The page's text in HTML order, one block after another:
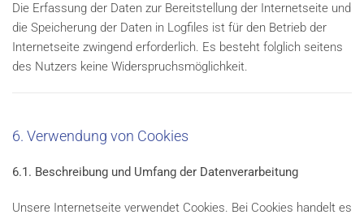
Die Erfassung der Daten zur Bereitstellung der Internetseite und
die Speicherung der Daten in Logfiles ist für den Betrieb der
Internetseite zwingend erforderlich. Es besteht folglich seitens
des Nutzers keine Widerspruchsmöglichkeit.
6. Verwendung von Cookies
6.1. Beschreibung und Umfang der Datenverarbeitung
Unsere Internetseite verwendet Cookies. Bei Cookies handelt es